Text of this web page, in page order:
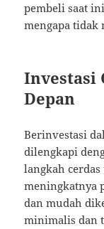
pembeli saat
mengapa tidak
Investasi
Depan
Berinvestasi
dilengkapi
langkah
meningkatnya
dan mudah
minimalis dan